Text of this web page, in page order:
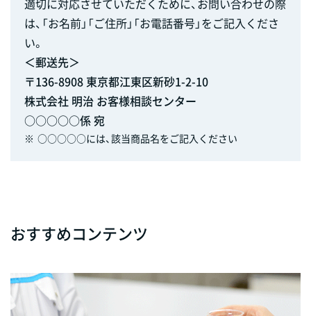
は、「お名前」「ご住所」「お電話番号」をご記入くださ
い。
＜郵送先＞
〒136-8908 東京都江東区新砂1-2-10
株式会社 明治 お客様相談センター
○○○○○係 宛
※ ○○○○○には、該当商品名をご記入ください
おすすめコンテンツ